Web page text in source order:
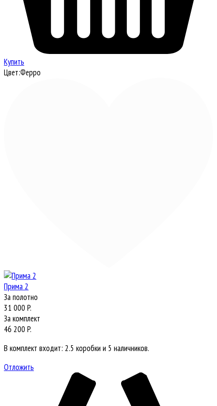
Купить
Цвет:Ферро
Прима 2
За полотно
31 000 P.
За комплект
46 200 P.
В комплект входит: 2.5 коробки и 5 наличников.
Отложить